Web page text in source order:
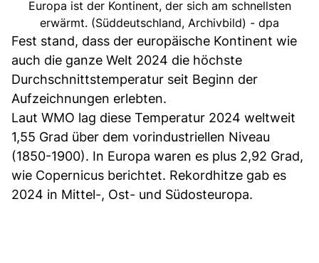
Europa ist der Kontinent, der sich am schnellsten
erwärmt. (Süddeutschland, Archivbild) - dpa
Fest stand, dass der europäische Kontinent wie
auch die ganze Welt 2024 die höchste
Durchschnittstemperatur seit Beginn der
Aufzeichnungen erlebten.
Laut WMO lag diese Temperatur 2024 weltweit
1,55 Grad über dem vorindustriellen Niveau
(1850-1900). In Europa waren es plus 2,92 Grad,
wie Copernicus berichtet. Rekordhitze gab es
2024 in Mittel-, Ost- und Südosteuropa.